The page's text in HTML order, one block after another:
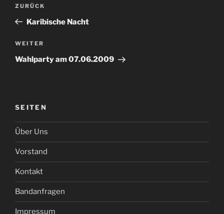
Vorheriger
Beitrag
ZURÜCK
Karibische Nacht
Nächster
Beitrag
WEITER
Wahlparty am 07.06.2009
SEITEN
Über Uns
Vorstand
Kontakt
Bandanfragen
Impressum